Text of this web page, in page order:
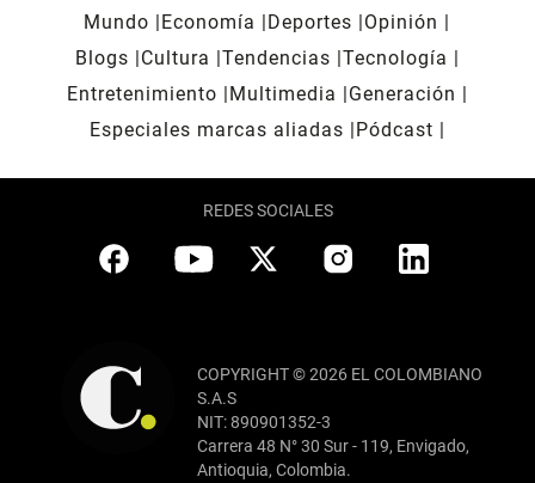
Mundo Economía Deportes
Opinión
Blogs
Cultura Tendencias Tecnología
Entretenimiento
Multimedia
Generación
Especiales marcas aliadas
Pódcast
REDES SOCIALES
COPYRIGHT © 2026 EL COLOMBIANO
S.A.S
NIT: 890901352-3
Carrera 48 N° 30 Sur - 119, Envigado,
Antioquia, Colombia.